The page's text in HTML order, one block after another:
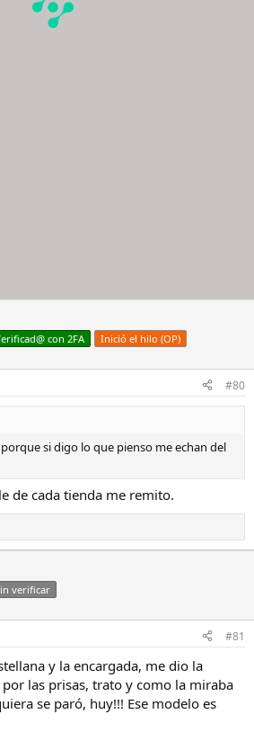
con 2FA Inició el hilo (OP)
#80
si digo lo que pienso me echan del
de cada tienda me remito.
verificar
#81
y la encargada, me dio la
las prisas, trato y como la miraba
se paró, huy!!! Ese modelo es